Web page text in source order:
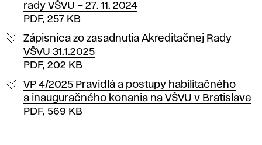
rady VŠVU – 27. 11. 2024
PDF, 257 KB
Zápisnica zo zasadnutia Akreditačnej Rady
VŠVU 31.1.2025
PDF, 202 KB
VP 4/2025 Pravidlá a postupy habilitačného
a inauguračného konania na VŠVU v Bratislave
PDF, 569 KB